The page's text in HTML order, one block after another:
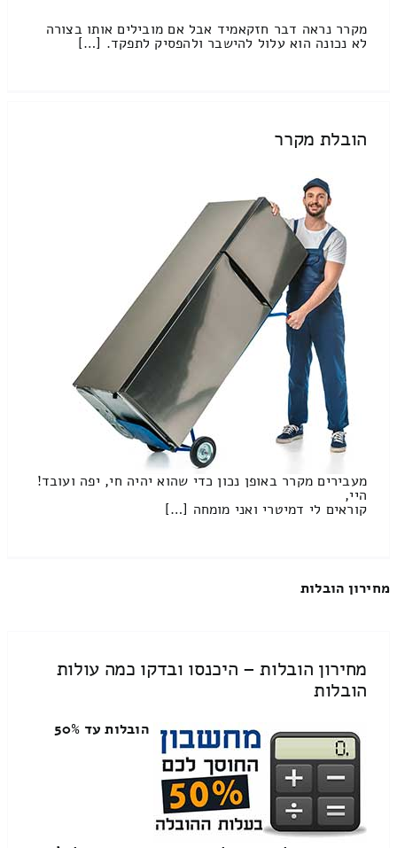
מקרר נראה דבר חזקאמיד אבל אם מובילים אותו בצורה
לא נכונה הוא עלול להישבר ולהפסיק לתפקד. […]
הובלת מקרר
מעבירים מקרר באופן נכון כדי שהוא יהיה חי, יפה ועובד!
היי,
קוראים לי דמיטרי ואני מומחה […]
מחירון הובלות
מחירון הובלות – היכנסו ובדקו כמה עולות
הובלות
הובלות עד 50%